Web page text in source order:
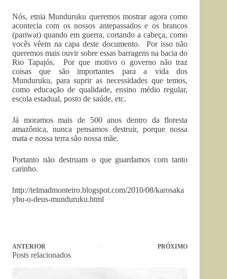
Nós, etnia Munduruku queremos mostrar agora como
acontecia com os nossos antepassados e os brancos
(pariwat) quando em guerra, cortando a cabeça, como
vocês vêem na capa deste documento. Por isso não
queremos mais ouvir sobre essas barragens na bacia do
Rio Tapajós. Por que motivo o governo não traz
coisas que são importantes para a vida dos
Munduruku, para suprir as necessidades que temos,
como educação de qualidade, ensino médio regular,
escola estadual, posto de saúde, etc.
Já moramos mais de 500 anos dentro da floresta
amazônica, nunca pensamos destruir, porque nossa
mata e nossa terra são nossa mãe.
Portanto não destruam o que guardamos com tanto
carinho.
http://telmadmonteiro.blogspot.com/2010/08/karosaka
ybu-o-deus-munduruku.html
ANTERIOR PRÓXIMO
Posts relacionados